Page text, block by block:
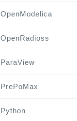
OpenModelica
OpenRadioss
ParaView
PrePoMax
Python